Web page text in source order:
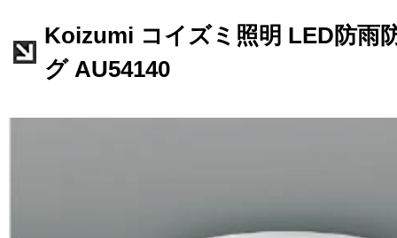
Koizumi コイズミ照明 LED防雨
グ AU54140